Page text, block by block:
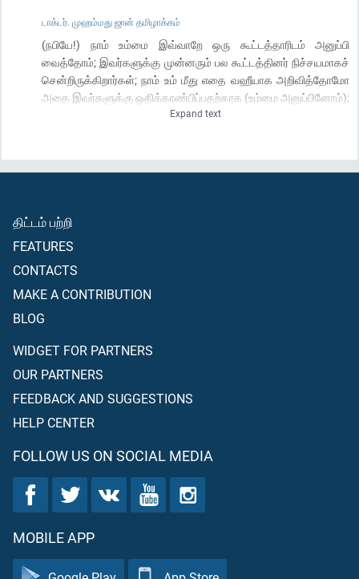
டாக்டர். முஹம்மது ஜான் தமிழாக்கம்
(நபியே!) நாம் உம்மை இவ்வாறே ஒரு கூட்டத்தாரிடம் அனுப்பி
வைத்தோம்; இவர்களுக்கு முன்னரும் பல கூட்டத்தினர் நிச்சயமாகச்
சென்றிருக்கிறார்கள்; நாம் உம் மீது எதை வஹீயாக அறிவித்தோமோ
அதை இவர்களுக்கு ஓதிக்காண்பிப்பதற்காக (உம்மை அனுப்பினோம்);
ஆனால் இவர்களோ அர்ரஹ்மா(ன் எனும் அருள் மிக்க இறைவ)னையே
Expand text
திட்டம் பற்றி
FEATURES
CONTACTS
MAKE A CONTRIBUTION
BLOG
WIDGET FOR PARTNERS
OUR PARTNERS
FEEDBACK AND SUGGESTIONS
HELP CENTER
FOLLOW US ON SOCIAL MEDIA
MOBILE APP